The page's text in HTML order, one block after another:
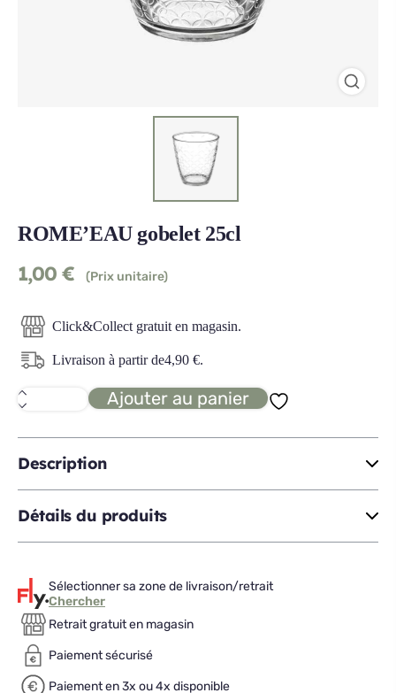
ROME’EAU gobelet 25cl
1,00 € (Prix unitaire)
Click&Collect gratuit en magasin.
Livraison à partir de4,90 €.
quantité
de
gobelet
25cl
Ajouter au panier
Description
Détails du produits
Sélectionner sa zone de livraison/retrait
Chercher
Retrait gratuit en magasin
Paiement sécurisé
Paiement en 3x ou 4x disponible